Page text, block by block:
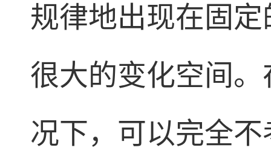
规律地出现在固
很大的变化空间
况下，可以完全